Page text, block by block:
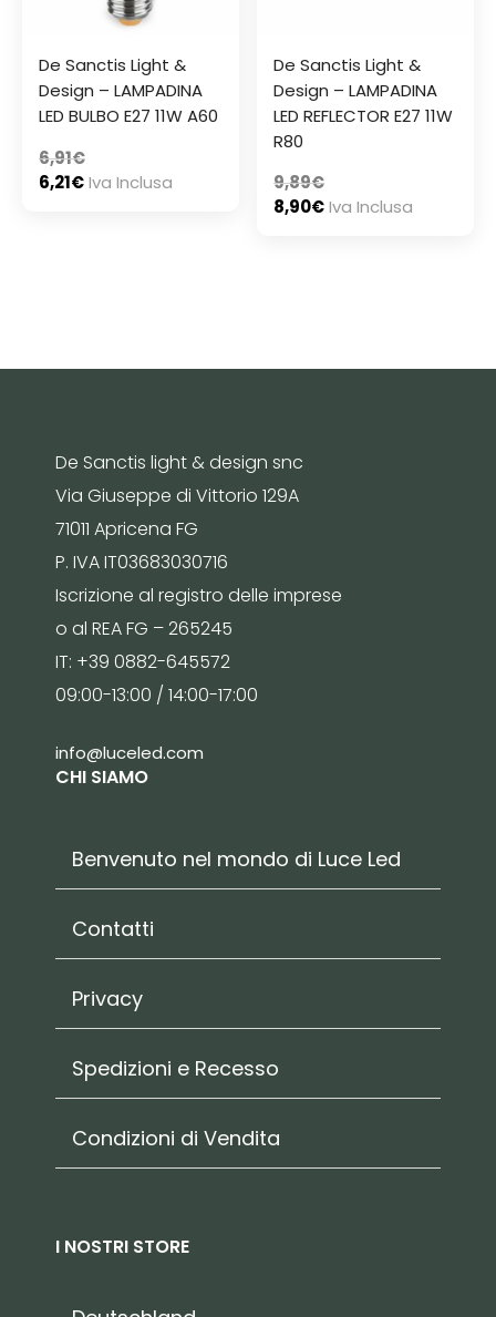
De Sanctis Light &
Design – LAMPADINA
LED BULBO E27 11W A60
6,91€
6,21€Iva Inclusa
De Sanctis Light &
Design – LAMPADINA
LED REFLECTOR E27 11W
R80
9,89€
8,90€Iva Inclusa
De Sanctis light & design snc
Via Giuseppe di Vittorio 129A
71011 Apricena FG
P. IVA IT03683030716
Iscrizione al registro delle imprese
o al REA FG – 265245
IT: +39 0882-645572
09:00-13:00 / 14:00-17:00
info@luceled.com
CHI SIAMO
Benvenuto nel mondo di Luce Led
Contatti
Privacy
Spedizioni e Recesso
Condizioni di Vendita
I NOSTRI STORE